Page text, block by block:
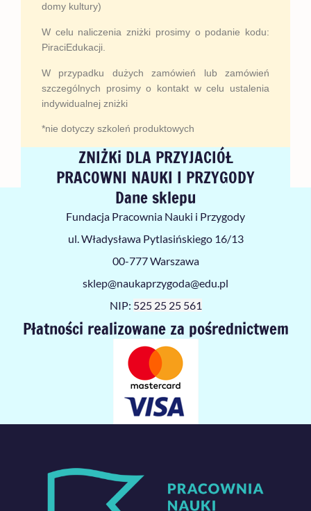
domy kultury)
W celu naliczenia zniżki prosimy o podanie kodu:
PiraciEdukacji.
W przypadku dużych zamówień lub zamówień
szczególnych prosimy o kontakt w celu ustalenia
indywidualnej zniżki
*nie dotyczy szkoleń produktowych
ZNIŻKi DLA PRZYJACIÓŁ
PRACOWNI NAUKI I PRZYGODY
Dane sklepu
Fundacja Pracownia Nauki i Przygody
ul. Władysława Pytlasińskiego 16/13
00-777 Warszawa
sklep@naukaprzygoda@edu.pl
NIP: 525 25 25 561
Płatności realizowane za pośrednictwem